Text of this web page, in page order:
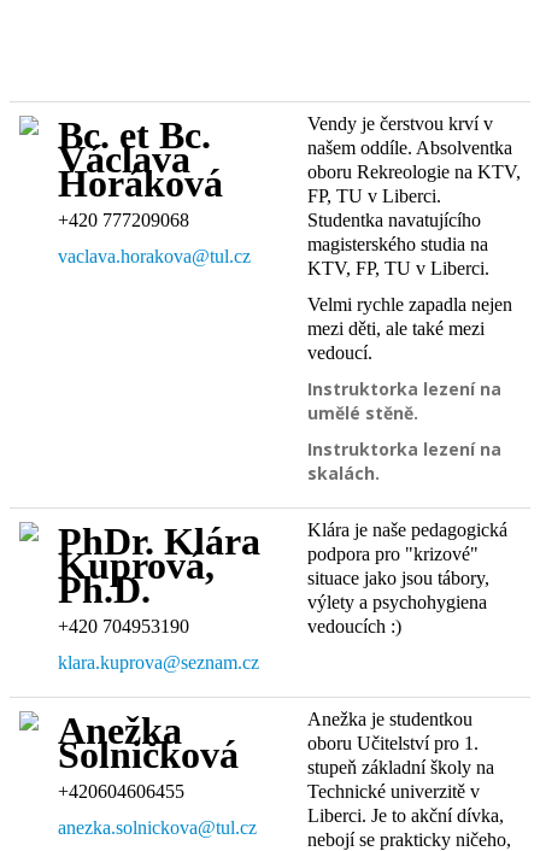
Bc. et Bc.
Václava
Horáková
+420 777209068
vaclava.horakova@tul.cz
Vendy je čerstvou krví v
našem oddíle. Absolventka
oboru Rekreologie na KTV,
FP, TU v Liberci.
Studentka navatujícího
magisterského studia na
KTV, FP, TU v Liberci.
Velmi rychle zapadla nejen
mezi děti, ale také mezi
vedoucí.
Instruktorka lezení na
umělé stěně.
Instruktorka lezení na
skalách.
PhDr. Klára
Kuprová,
Ph.D.
+420 704953190
klara.kuprova@seznam.cz
Klára je naše pedagogická
podpora pro "krizové"
situace jako jsou tábory,
výlety a psychohygiena
vedoucích :)
Anežka
Solničková
+420604606455
anezka.solnickova@tul.cz
Anežka je studentkou
oboru Učitelství pro 1.
stupeň základní školy na
Technické univerzitě v
Liberci. Je to akční dívka,
nebojí se prakticky ničeho,